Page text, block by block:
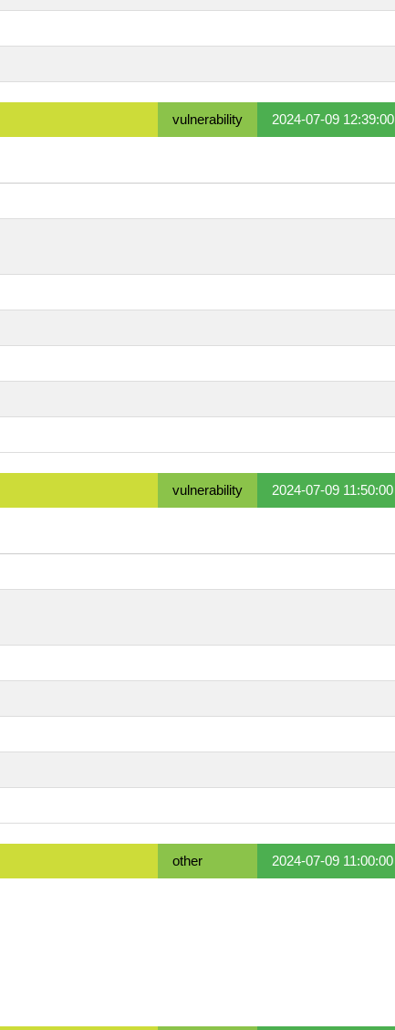
vulnerability 2024-07-09 12:39:00
vulnerability 2024-07-09 11:50:00
other 2024-07-09 11:00:00